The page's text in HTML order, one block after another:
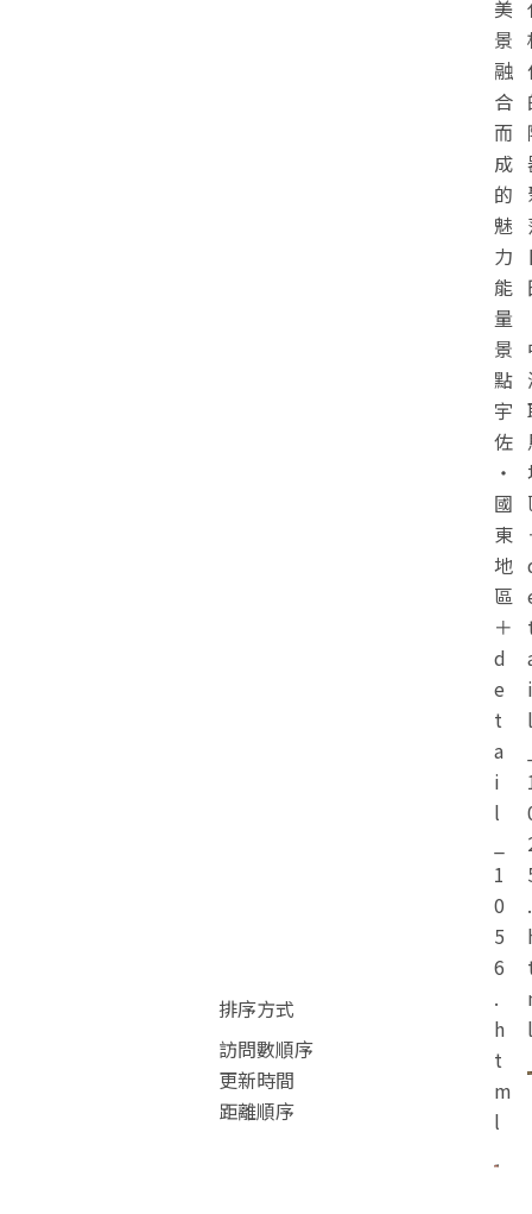
排序方式
訪問數順序
更新時間
距離順序
美
景
融
合
而
成
的
魅
力
能
量
景
點
宇
佐
・
國
東
地
區
＋
d
e
t
a
i
l
1
0
5
6
.
h
t
m
l
i
l
.
l